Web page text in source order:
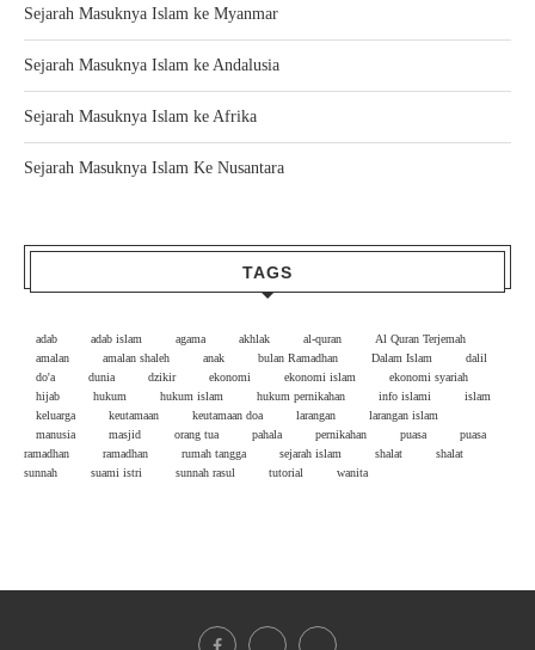
Sejarah Masuknya Islam ke Myanmar
Sejarah Masuknya Islam ke Andalusia
Sejarah Masuknya Islam ke Afrika
Sejarah Masuknya Islam Ke Nusantara
TAGS
adab adab islam agama akhlak al-quran
Al Quran Terjemah
amalan
amalan shaleh anak bulan Ramadhan Dalam Islam
dalil
do'a
dunia dzikir ekonomi ekonomi islam
ekonomi syariah
hijab
hukum hukum islam hukum pernikahan info islami
islam
keluarga
keutamaan keutamaan doa larangan
larangan islam
manusia
masjid orang tua pahala pernikahan puasa
puasa
ramadhan
ramadhan rumah tangga sejarah islam shalat
shalat
sunnah
suami istri sunnah rasul tutorial wanita